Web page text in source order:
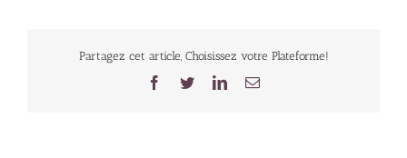
Partagez cet article, Choisissez votre Plateforme!
Facebook
TwitterLinkedInEmail